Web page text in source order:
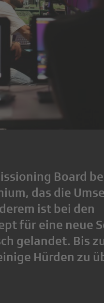
Board
das die
ist bei den
für eine neue
gelandet. Bis
Hürden zu